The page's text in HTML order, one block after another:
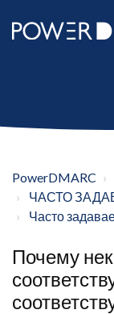
PowerDMARC
ЧАСТО
Часто
Почему